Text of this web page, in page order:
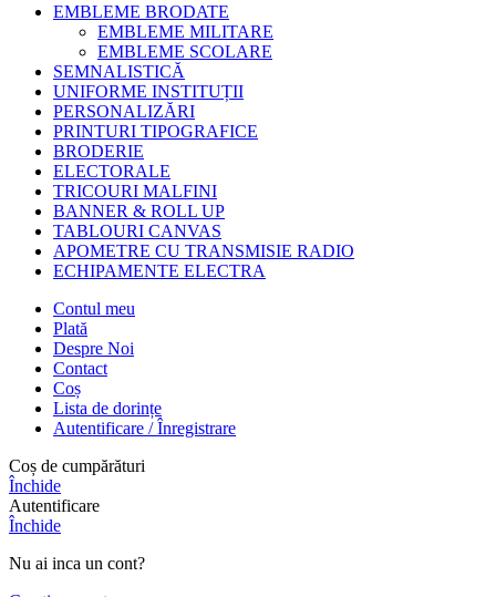
EMBLEME BRODATE
EMBLEME MILITARE
EMBLEME SCOLARE
SEMNALISTICĂ
UNIFORME INSTITUȚII
PERSONALIZĂRI
PRINTURI TIPOGRAFICE
BRODERIE
ELECTORALE
TRICOURI MALFINI
BANNER & ROLL UP
TABLOURI CANVAS
APOMETRE CU TRANSMISIE RADIO
ECHIPAMENTE ELECTRA
Contul meu
Plată
Despre Noi
Contact
Coș
Lista de dorințe
Autentificare / Înregistrare
Coș de cumpărături
Închide
Autentificare
Închide
Nu ai inca un cont?